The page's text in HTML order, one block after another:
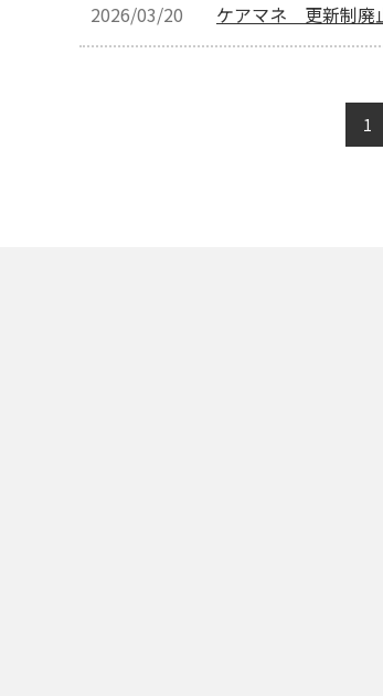
2026/03/20 ケアマネ 更新制廃
1